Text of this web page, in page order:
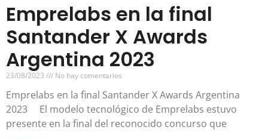
Emprelabs en la final
Santander X Awards
Argentina 2023
23/08/2023 No hay comentarios
Emprelabs en la final Santander X Awards Argentina
2023 El modelo tecnológico de Emprelabs estuvo
presente en la final del reconocido concurso que